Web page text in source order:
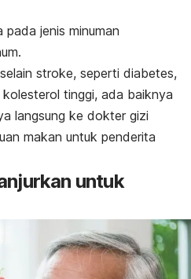
pada jenis minuman
stroke, seperti diabetes,
tinggi, ada baiknya
langsung ke dokter gizi
makan untuk penderita
untuk